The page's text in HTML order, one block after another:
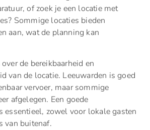
of zoek je een locatie met
Sommige locaties bieden
aan, wat de planning kan
de bereikbaarheid en
van de locatie. Leeuwarden is goed
vervoer, maar sommige
afgelegen. Een goede
essentieel, zowel voor lokale gasten
van buitenaf.